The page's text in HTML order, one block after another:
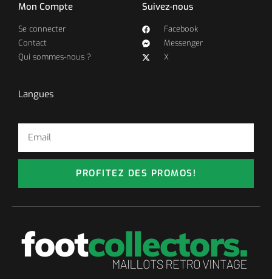
Mon Compte
Se connecter
Contact
Qui sommes-nous ?
Suivez-nous
Facebook
Messenger
X
Langues
PROFITEZ DES PROMOS!